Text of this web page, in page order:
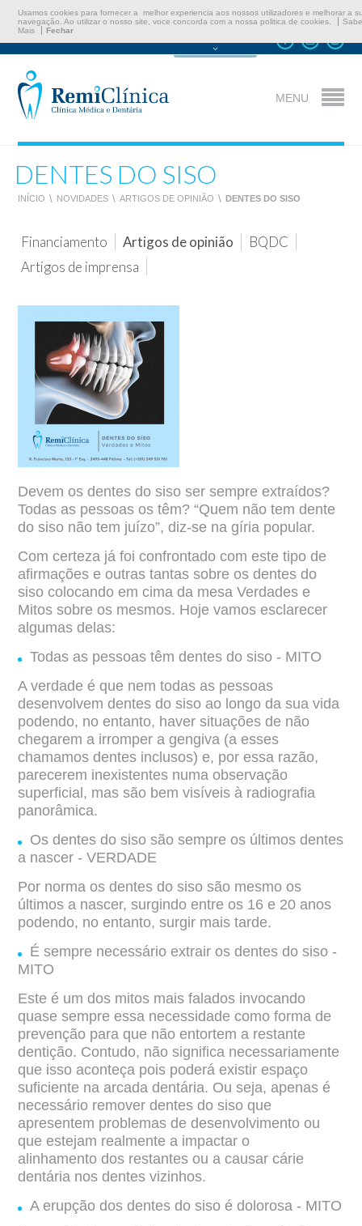
Usamos cookies para fornecer a melhor experiencia aos nossos utilizadores e melhorar a
navegação. Ao utilizar o nosso site, voce concorda com a nossa politica de cookies.
Mais
Fechar
MENU
DENTES DO SISO
INÍCIO \ NOVIDADES \ ARTIGOS DE OPINIÃO \ DENTES DO SISO
Financiamento Artigos de opinião
BQDC
Artigos de imprensa
Devem os dentes do siso ser sempre extraídos?
Todas as pessoas os têm? “Quem não tem dente
do siso não tem juízo”, diz-se na gíria popular.
Com certeza já foi confrontado com este tipo de
afirmações e outras tantas sobre osdentes do
siso colocando em cima da mesa Verdades e
Mitos sobre os mesmos. Hoje vamos esclarecer
algumas delas:
Todas as pessoas têm dentes do siso - MITO
A verdade é que nem todas as pessoas
desenvolvem dentes do siso ao longo da suavida
podendo, no entanto, haver situações de não
chegarem a irromper a gengiva (aesses
chamamos dentes inclusos) e, por essa razão,
parecerem inexistentes numaobservação
superficial, mas são bem visíveis à radiografia
panorâmica.
Os dentes do siso são sempre os últimos dentes
a nascer - VERDADE
Por norma os dentes do siso são mesmo os
últimos a nascer, surgindo entre os 16 e 20 anos
podendo, no entanto, surgir mais tarde.
É sempre necessário extrair os dentes do siso -
MITO
Este é um dos mitos mais falados invocando
quase sempre essa necessidade comoforma de
prevenção para que não entortem a restante
dentição. Contudo, não significa necessariamente
que isso aconteça pois poderá existir espaço
suficiente na arcadadentária. Ou seja, apenas é
necessário remover dentes do siso que
apresentem problemas de desenvolvimento ou
que estejam realmente a impactar o
alinhamentodos restantes ou a causar cárie
dentária nos dentes vizinhos.
A erupção dos dentes do siso é dolorosa - MITO